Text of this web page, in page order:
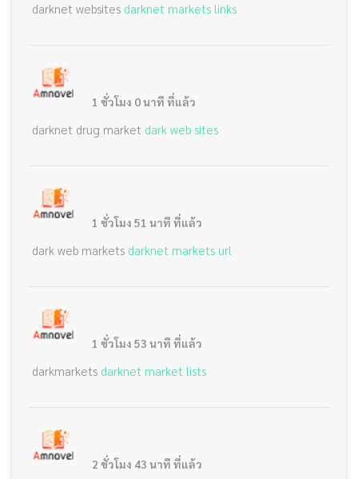
darknet websites darknet markets links
1 ชั่วโมง 0 นาที ที่แล้ว
darknet drug market dark web sites
1 ชั่วโมง 51 นาที ที่แล้ว
dark web markets darknet markets url
1 ชั่วโมง 53 นาที ที่แล้ว
darkmarkets darknet market lists
2 ชั่วโมง 43 นาที ที่แล้ว